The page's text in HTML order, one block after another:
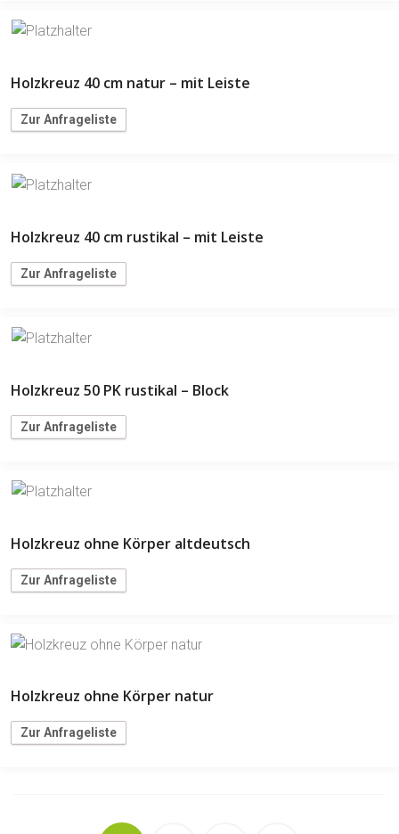
Holzkreuz 40 cm natur – mit Leiste
Zur Anfrageliste
Holzkreuz 40 cm rustikal – mit Leiste
Zur Anfrageliste
Holzkreuz 50 PK rustikal – Block
Zur Anfrageliste
Holzkreuz ohne Körper altdeutsch
Zur Anfrageliste
Holzkreuz ohne Körper natur
Zur Anfrageliste